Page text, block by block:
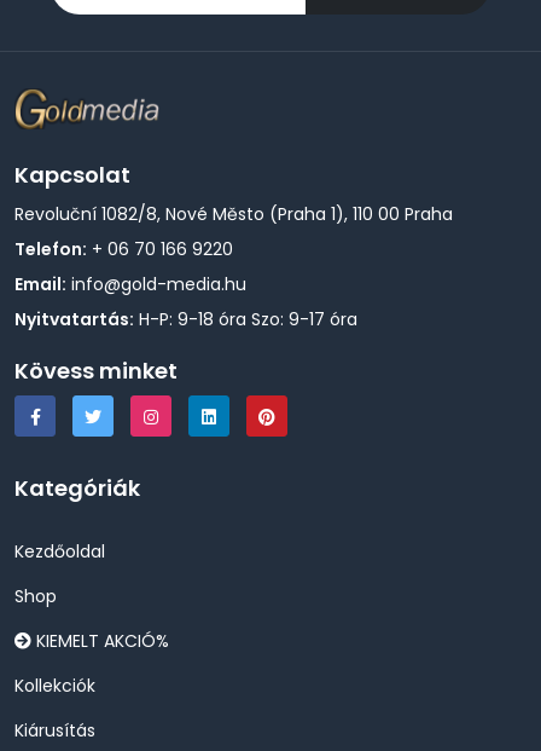
Kapcsolat
Revoluční 1082/8, Nové Město (Praha 1), 110 00 Praha
Telefon: + 06 70 166 9220
Email: info@gold-media.hu
Nyitvatartás: H-P: 9-18 óra Szo: 9-17 óra
Kövess minket
Kategóriák
Kezdőoldal
Shop
KIEMELT AKCIÓ%
Kollekciók
Kiárusítás